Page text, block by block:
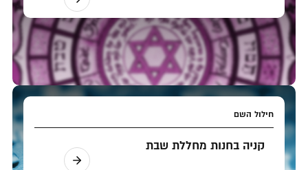
חילול השם
קניה בחנות מחללת שבת